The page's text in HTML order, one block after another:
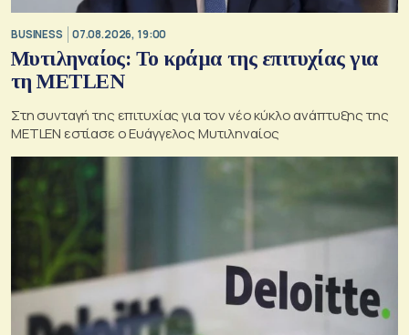
BUSINESS 07.08.2026, 19:00
Μυτιληναίος: Το κράμα της επιτυχίας για
τη METLEN
Στη συνταγή της επιτυχίας για τον νέο κύκλο ανάπτυξης της
METLEN εστίασε ο Ευάγγελος Μυτιληναίος